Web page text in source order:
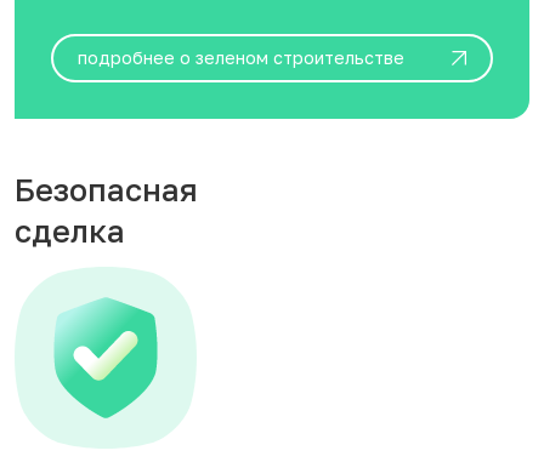
подробнее о зеленом строительстве
Безопасная
сделка